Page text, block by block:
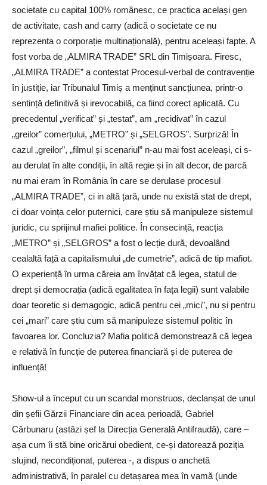
societate cu capital 100% românesc, ce practica același gen
de activitate, cash and carry (adică o societate ce nu
reprezenta o corporație multinațională), pentru aceleași fapte. A
fost vorba de „ALMIRA TRADE” SRL din Timișoara. Firesc,
„ALMIRA TRADE” a contestat Procesul-verbal de contravenție
în justiție, iar Tribunalul Timiș a menținut sancțiunea, printr-o
sentință definitivă și irevocabilă, ca fiind corect aplicată. Cu
precedentul „verificat” și „testat”, am „recidivat” în cazul
„greilor” comerțului, „METRO” și „SELGROS”. Surpriză! În
cazul „greilor”, „filmul și scenariul” n-au mai fost aceleași, ci s-
au derulat în alte condiții, în altă regie și în alt decor, de parcă
nu mai eram în România în care se derulase procesul
„ALMIRA TRADE”, ci in altă țară, unde nu există stat de drept,
ci doar voința celor puternici, care știu să manipuleze sistemul
juridic, cu sprijinul mafiei politice. În consecință, reacția
„METRO” și „SELGROS” a fost o lecție dură, devoalând
cealaltă față a capitalismului „de cumetrie”, adică de tip mafiot.
O experiență în urma căreia am învățat că legea, statul de
drept și democrația (adică egalitatea în fața legii) sunt valabile
doar teoretic și demagogic, adică pentru cei „mici”, nu și pentru
cei „mari” care știu cum să manipuleze sistemul politic în
favoarea lor. Concluzia? Mafia politică demonstrează că legea
e relativă în funcție de puterea financiară și de puterea de
influență!
Show-ul a început cu un scandal monstruos, declanșat de unul
din șefii Gărzii Financiare din acea perioadă, Gabriel
Cărbunaru (astăzi șef la Direcția Generală Antifraudă), care –
așa cum îi stă bine oricărui obedient, ce-și datorează poziția
slujind, necondiționat, puterea -, a dispus o anchetă
administrativă, în paralel cu detașarea mea în vamă (unde